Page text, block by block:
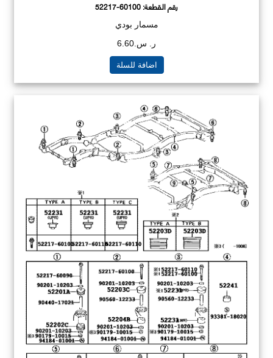
رقم القطعة:52217-60100
مسمار بودي
ر. س.6.60
اضافة للسلة